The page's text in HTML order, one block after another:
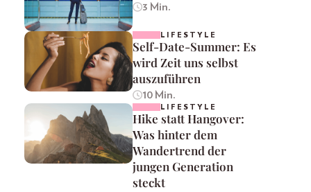
3 Min.
LIFESTYLE
Self-Date-Summer: Es
wird Zeit uns selbst
auszuführen
10 Min.
LIFESTYLE
Hike statt Hangover:
Was hinter dem
Wandertrend der
jungen Generation
steckt